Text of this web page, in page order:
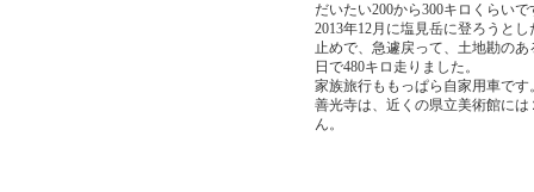
だいたい200から300キロくらいで
2013年12月に塩見岳に登ろうと
止めで、急遽戻って、土地勘の
日で480キロ走りました。
家族旅行ももっぱら自家用車です
善光寺は、近くの県立美術館に
ん。